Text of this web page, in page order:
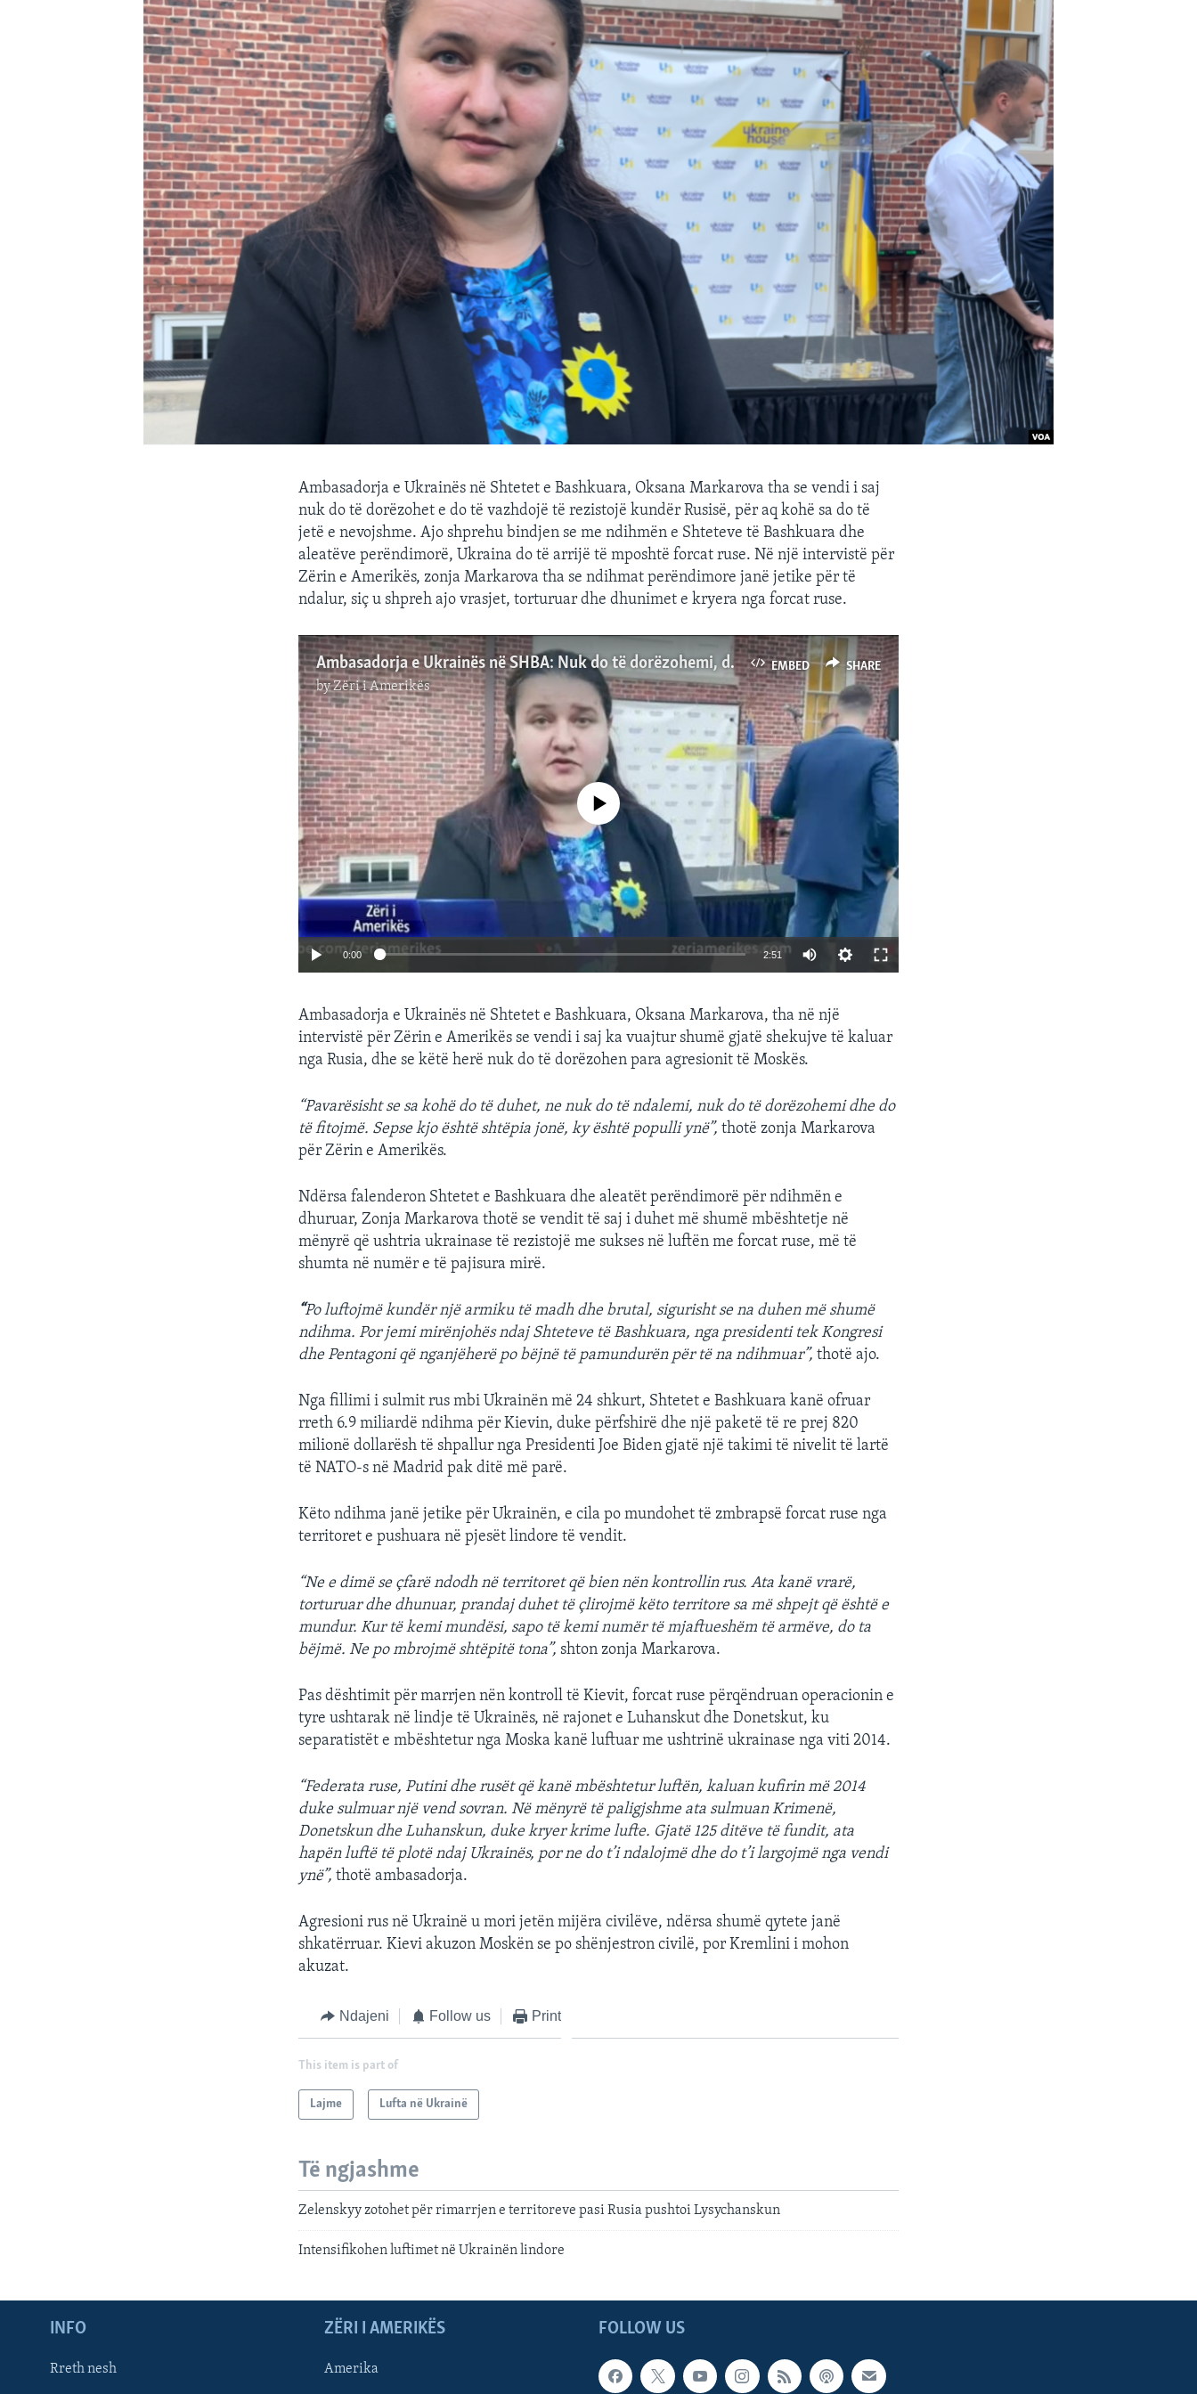
Ambasadorja e Ukrainës në Shtetet e Bashkuara, Oksana Markarova tha se vendi i saj
nuk do të dorëzohet e do të vazhdojë të rezistojë kundër Rusisë, për aq kohë sa do të
jetë e nevojshme. Ajo shprehu bindjen se me ndihmën e Shteteve të Bashkuara dhe
aleatëve perëndimorë, Ukraina do të arrijë të mposhtë forcat ruse. Në një intervistë për
Zërin e Amerikës, zonja Markarova tha se ndihmat perëndimore janë jetike për të
ndalur, siç u shpreh ajo vrasjet, torturuar dhe dhunimet e kryera nga forcat ruse.
EMBED SHARE
Ambasadorja e Ukrainës në SHBA: Nuk do të dorëzohemi, do të fitojmë
byZëri i Amerikës
EMBED
No media source currently available
0:00 2:51
Ambasadorja e Ukrainës në Shtetet e Bashkuara, Oksana Markarova, tha në një
intervistë për Zërin e Amerikës se vendi i saj ka vuajtur shumë gjatë shekujve të kaluar
nga Rusia, dhe se këtë herë nuk do të dorëzohen para agresionit të Moskës.
“Pavarësisht se sa kohë do të duhet, ne nuk do të ndalemi, nuk do të dorëzohemi dhe do
të fitojmë. Sepse kjo është shtëpia jonë, ky është populli ynë”, thotë zonja Markarova
për Zërin e Amerikës.
Ndërsa falenderon Shtetet e Bashkuara dhe aleatët perëndimorë për ndihmën e
dhuruar, Zonja Markarova thotë se vendit të saj i duhet më shumë mbështetje në
mënyrë që ushtria ukrainase të rezistojë me sukses në luftën me forcat ruse, më të
shumta në numër e të pajisura mirë.
“Po luftojmë kundër një armiku të madh dhe brutal, sigurisht se na duhen më shumë
ndihma. Por jemi mirënjohës ndaj Shteteve të Bashkuara, nga presidenti tek Kongresi
dhe Pentagoni që nganjëherë po bëjnë të pamundurën për të na ndihmuar”, thotë ajo.
Nga fillimi i sulmit rus mbi Ukrainën më 24 shkurt, Shtetet e Bashkuara kanë ofruar
rreth 6.9 miliardë ndihma për Kievin, duke përfshirë dhe një paketë të re prej 820
milionë dollarësh të shpallur nga Presidenti Joe Biden gjatë një takimi të nivelit të lartë
të NATO-s në Madrid pak ditë më parë.
Këto ndihma janë jetike për Ukrainën, e cila po mundohet të zmbrapsë forcat ruse nga
territoret e pushuara në pjesët lindore të vendit.
“Ne e dimë se çfarë ndodh në territoret që bien nën kontrollin rus. Ata kanë vrarë,
torturuar dhe dhunuar, prandaj duhet të çlirojmë këto territore sa më shpejt që është e
mundur. Kur të kemi mundësi, sapo të kemi numër të mjaftueshëm të armëve, do ta
bëjmë. Ne po mbrojmë shtëpitë tona”, shton zonja Markarova.
Pas dështimit për marrjen nën kontroll të Kievit, forcat ruse përqëndruan operacionin e
tyre ushtarak në lindje të Ukrainës, në rajonet e Luhanskut dhe Donetskut, ku
separatistët e mbështetur nga Moska kanë luftuar me ushtrinë ukrainase nga viti 2014.
“Federata ruse, Putini dhe rusët që kanë mbështetur luftën, kaluan kufirin më 2014
duke sulmuar një vend sovran. Në mënyrë të paligjshme ata sulmuan Krimenë,
Donetskun dhe Luhanskun, duke kryer krime lufte. Gjatë 125 ditëve të fundit, ata
hapën luftë të plotë ndaj Ukrainës, por ne do t’i ndalojmë dhe do t’i largojmë nga vendi
ynë”,thotë ambasadorja.
Agresioni rus në Ukrainë u mori jetën mijëra civilëve, ndërsa shumë qytete janë
shkatërruar. Kievi akuzon Moskën se po shënjestron civilë, por Kremlini i mohon
akuzat.
Ndajeni Follow us Print
This item is part of
Lajme Lufta në Ukrainë
Të ngjashme
Zelenskyy zotohet për rimarrjen e territoreve pasi Rusia pushtoi Lysychanskun
Intensifikohen luftimet në Ukrainën lindore
FOLLOW US
INFO
Rreth nesh
ZËRI I AMERIKËS
Amerika